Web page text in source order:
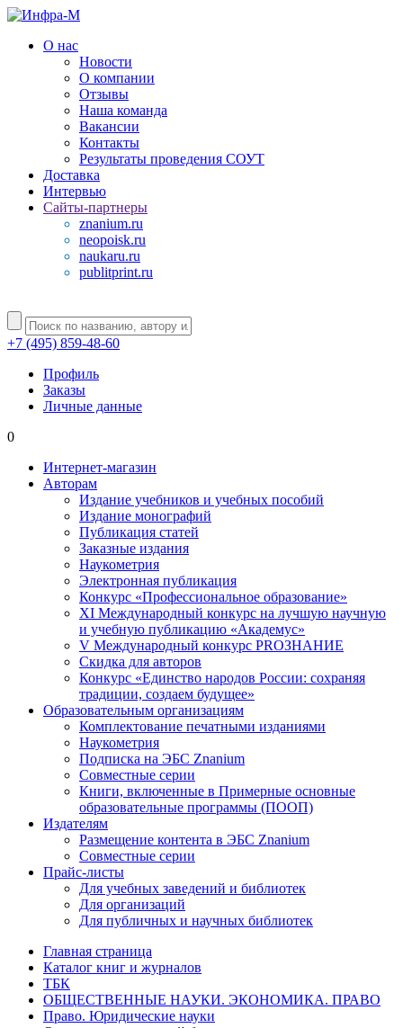
О нас
Новости
О компании
Отзывы
Наша команда
Вакансии
Контакты
Результаты проведения СОУТ
Доставка
Интервью
Сайты-партнеры
znanium.ru
neopoisk.ru
naukaru.ru
publitprint.ru
+7 (495) 859-48-60
Профиль
Заказы
Личные данные
0
Интернет-магазин
Авторам
Издание учебников и учебных пособий
Издание монографий
Публикация статей
Заказные издания
Наукометрия
Электронная публикация
Конкурс «Профессиональное образование»
XI Международный конкурс на лучшую научную
и учебную публикацию «Академус»
V Международный конкурс PROЗНАНИЕ
Скидка для авторов
Конкурс «Единство народов России: сохраняя
традиции, создаем будущее»
Образовательным организациям
Комплектование печатными изданиями
Наукометрия
Подписка на ЭБС Znanium
Совместные серии
Книги, включенные в Примерные основные
образовательные программы (ПООП)
Издателям
Размещение контента в ЭБС Znanium
Совместные серии
Прайс-листы
Для учебных заведений и библиотек
Для организаций
Для публичных и научных библиотек
Главная страница
Каталог книг и журналов
ТБК
ОБЩЕСТВЕННЫЕ НАУКИ. ЭКОНОМИКА. ПРАВО
Право. Юридические науки